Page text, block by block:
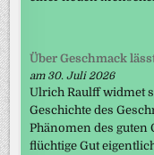
Über Geschmack
am 30. Juli 2026
Ulrich Raulff widmet
Geschichte des
Phänomen des guten
flüchtige Gut